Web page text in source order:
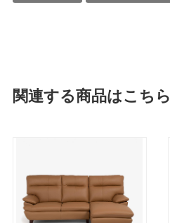
関連する商品はこちら